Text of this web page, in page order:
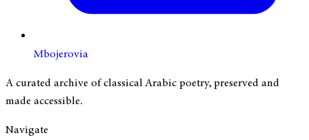
Mbojerovia
A curated archive of classical Arabic poetry, preserved and
made accessible.
Navigate